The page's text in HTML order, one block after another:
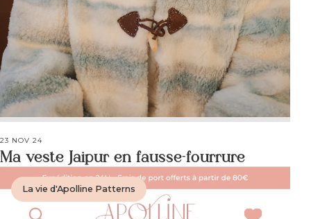
23 NOV 24
Ma veste Jaipur en fausse-fourrure
La vie d'Apolline Patterns